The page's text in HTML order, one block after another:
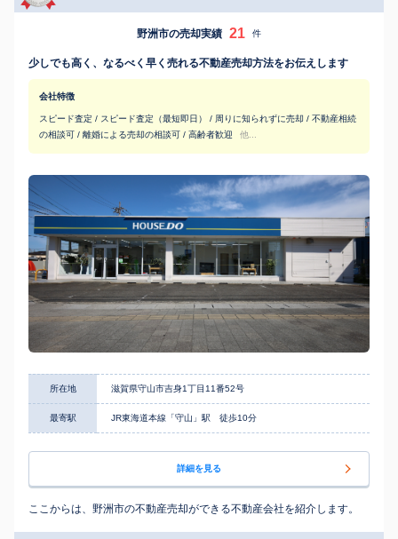
野洲市の売却実績 21 件
少しでも高く、なるべく早く売れる不動産売却方法をお伝えします
会社特徴
スピード査定 / スピード査定（最短即日） / 周りに知られずに売却 / 不動産相続
の相談可 / 離婚による売却の相談可 / 高齢者歓迎
他...
所在地 滋賀県守山市吉身1丁目11番52号
最寄駅 JR東海道本線「守山」駅 徒歩10分
詳細を見る
ここからは、野洲市の不動産売却ができる不動産会社を紹介します。